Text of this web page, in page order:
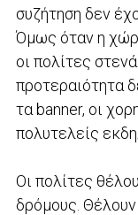
συζήτηση δεν
Όμως όταν η
οι πολίτες
προτεραιότητα
τα banner, οι
πολυτελείς
Οι πολίτες
δρόμους.